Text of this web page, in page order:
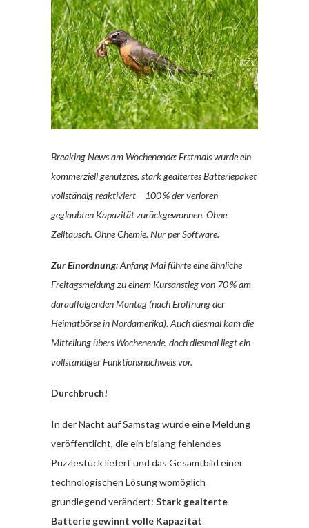
Breaking News am Wochenende: Erstmals wurde ein
kommerziell genutztes, stark gealtertes Batteriepaket
vollständig reaktiviert – 100 % der verloren
geglaubten Kapazität zurückgewonnen. Ohne
Zelltausch. Ohne Chemie. Nur per Software.
Zur Einordnung:Anfang Mai führte eine ähnliche
Freitagsmeldung zu einem Kursanstieg von 70 % am
darauffolgenden Montag (nach Eröffnung der
Heimatbörse in Nordamerika). Auch diesmal kam die
Mitteilung übers Wochenende, doch diesmal liegt ein
vollständiger Funktionsnachweis vor.
Durchbruch!
In der Nacht auf Samstag wurde eine Meldung
veröffentlicht, die ein bislang fehlendes
Puzzlestück liefert und das Gesamtbild einer
technologischen Lösung womöglich
grundlegend verändert: Stark gealterte
Batterie gewinnt volle Kapazität